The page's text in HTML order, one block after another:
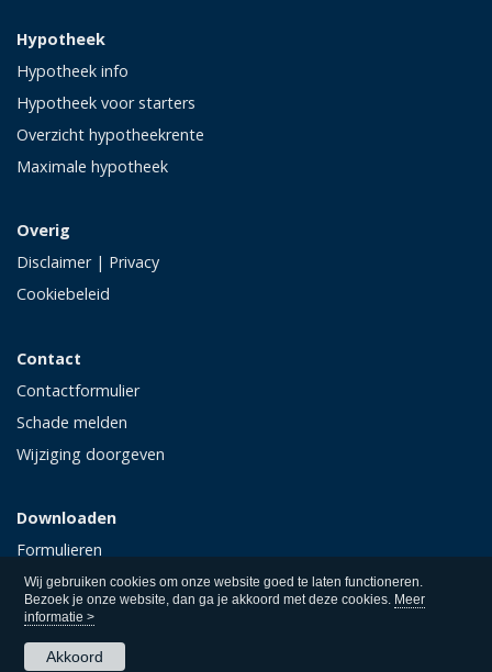
Wij gebruiken cookies om onze website goed te laten functioneren.
Bezoek je onze website, dan ga je akkoord met deze cookies. Meer
informatie >
Akkoord
Hypotheek
Hypotheek info
Hypotheek voor starters
Overzicht hypotheekrente
Maximale hypotheek
Overig
Disclaimer| Privacy
Cookiebeleid
Contact
Contactformulier
Schade melden
Wijziging doorgeven
Downloaden
Formulieren
Polisvoorwaarden